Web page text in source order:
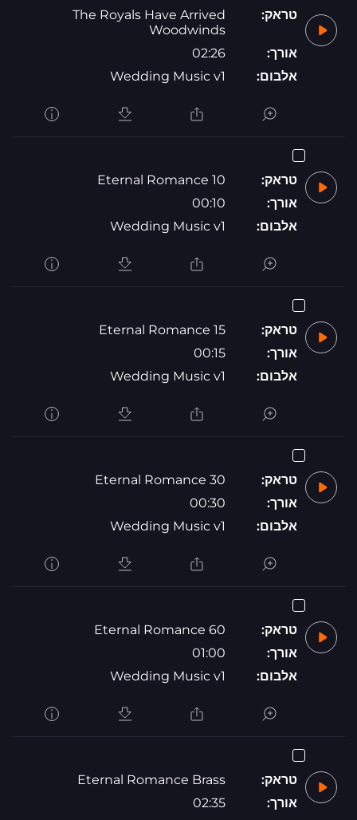
טראק:
The Royals Have Arrived
Woodwinds
אורך:
02:26
אלבום:
Wedding Music v1
טראק:
Eternal Romance 10
אורך:
00:10
אלבום:
Wedding Music v1
טראק:
Eternal Romance 15
אורך:
00:15
אלבום:
Wedding Music v1
טראק:
Eternal Romance 30
אורך:
00:30
אלבום:
Wedding Music v1
טראק:
Eternal Romance 60
אורך:
01:00
אלבום:
Wedding Music v1
טראק:
Eternal Romance Brass
אורך:
02:35